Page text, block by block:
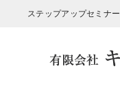
ステップアップセミナー